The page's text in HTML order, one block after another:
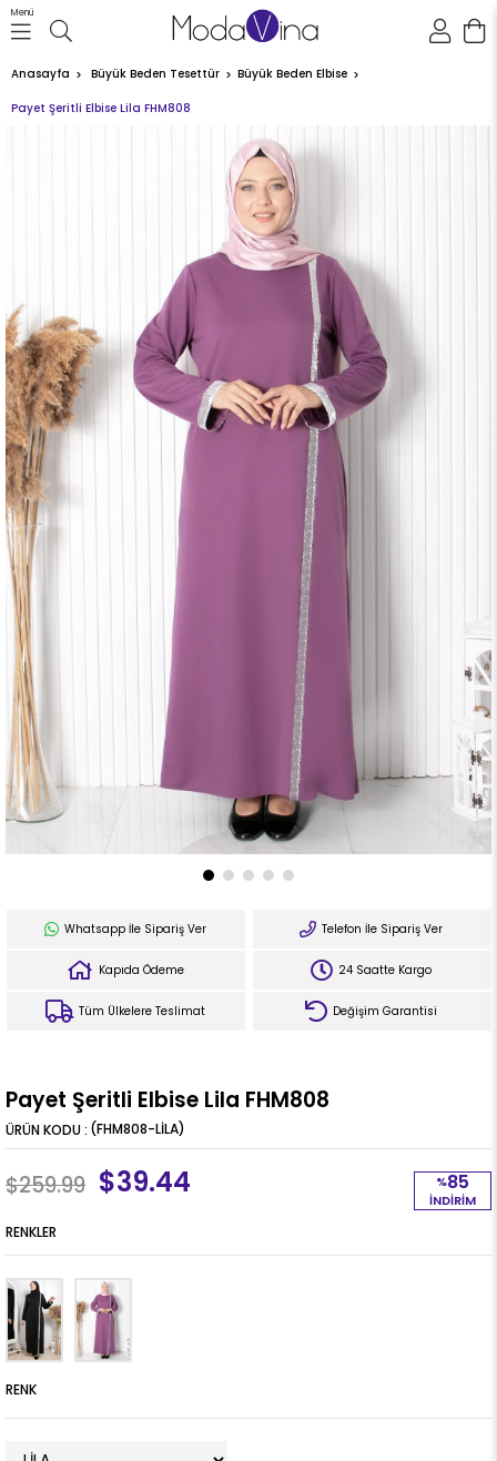
Menü
Anasayfa Büyük Beden Tesettür Büyük Beden Elbise
Payet Şeritli Elbise Lila FHM808
Whatsapp İle Sipariş Ver Telefon İle Sipariş Ver
Kapıda Ödeme 24 Saatte Kargo
Tüm Ülkelere Teslimat Değişim Garantisi
Payet Şeritli Elbise Lila FHM808
(FHM808-LİLA)
%85
İNDIRIM
$259.99 $39.44
RENKLER
RENK